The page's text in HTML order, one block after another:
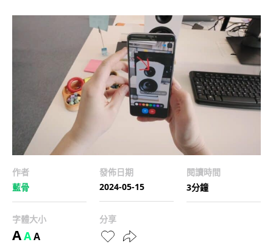
作者
藍骨
發佈日期
2024-05-15
閱讀時間
3分鐘
字體大小
AAA
分享